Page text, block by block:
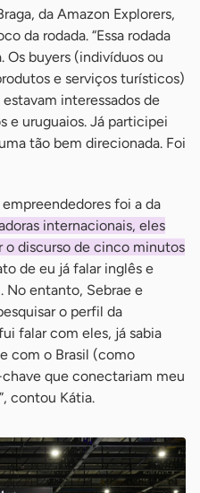
da Amazon Explorers,
da rodada. “Essa rodada
buyers (indivíduos ou
e serviços turísticos)
interessados de
e uruguaios. Já participei
tão bem direcionada. Foi
foi a da
internacionais, eles
o discurso de cinco minutos
de eu já falar inglês e
No entanto, Sebrae e
o perfil da
falar com eles, já sabia
com o Brasil (como
que conectariam meu
contou Kátia.